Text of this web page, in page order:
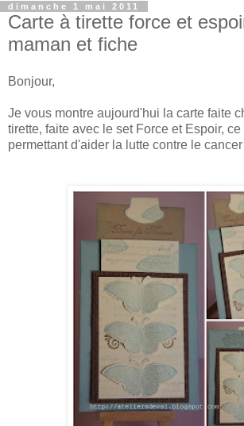
dimanche 1 mai 2011
Carte à tirette force et
maman et fiche
Bonjour,
Je vous montre aujourd'hui la carte faite
tirette, faite avec le set Force et Espoir,
permettant d'aider la lutte contre le